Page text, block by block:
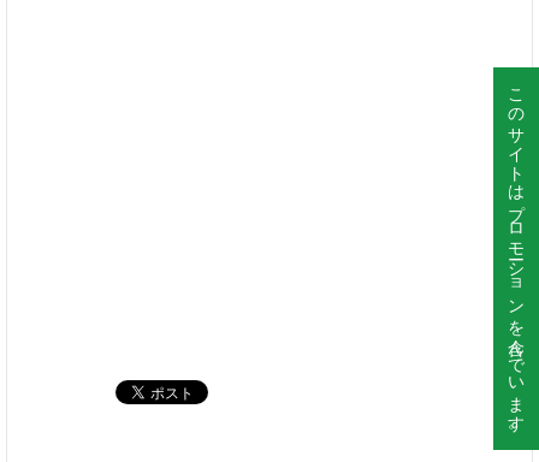
このサイトはプロモーションを含んでいます。